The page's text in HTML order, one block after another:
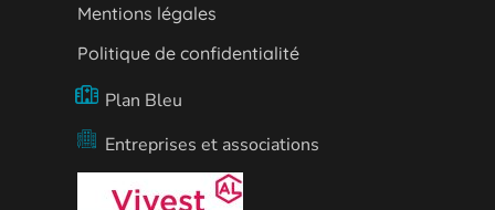
Mentions légales
Politique de confidentialité
Plan Bleu
Entreprises et associations